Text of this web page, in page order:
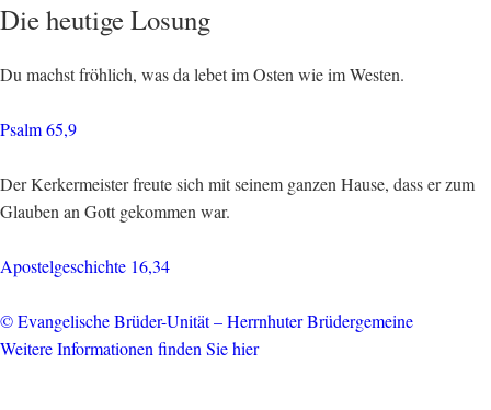
Die heutige Losung
Du machst fröhlich, was da lebet im Osten wie im Westen.
Psalm 65,9
Der Kerkermeister freute sich mit seinem ganzen Hause, dass er zum
Glauben an Gott gekommen war.
Apostelgeschichte 16,34
© Evangelische Brüder-Unität – Herrnhuter Brüdergemeine
Weitere Informationen finden Sie hier